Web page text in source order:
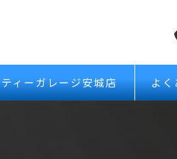
ティーガレージ安城店 よ